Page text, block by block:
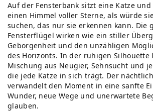
Auf der Fensterbank sitzt eine Katze
einen Himmel voller Sterne, als würde
suchen, das nur sie erkennen kann. Die
Fensterflügel wirken wie ein stiller
Geborgenheit und den unzähligen
des Horizonts. In der ruhigen Silhouette
Mischung aus Neugier, Sehnsucht und
die jede Katze in sich trägt. Der
verwandelt den Moment in eine sanfte
Wunder, neue Wege und unerwartete
glauben.